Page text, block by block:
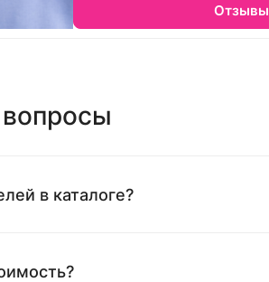
Отзывы
в каталоге?